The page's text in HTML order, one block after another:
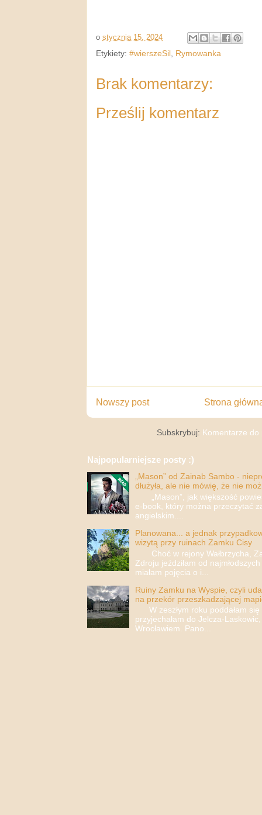
o stycznia 15, 2024
Etykiety: #wierszeSil Rymowanka
Brak komentarzy:
Prześlij komentarz
Nowszy post Strona
Subskrybuj: Komentarze do
Najpopularniejsze posty :)
„Mason” od Zainab Sambo -
dłużyła, ale nie mówię, że nie
„Mason”, jak większość
e-book, który można przeczytać
angielskim....
Planowana... a jednak
wizytą przy ruinach Zamku Cisy
Choć w rejony Wałbrzycha,
Zdroju jeździłam od
miałam pojęcia o i...
Ruiny Zamku na Wyspie, czyli
na przekór przeszkadzającej
W zeszłym roku poddałam się
przyjechałam do Jelcza-
Wrocławiem. Pano...